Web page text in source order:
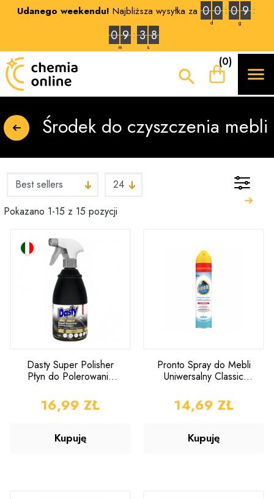
Udanego weekendu! Najbliższa wysyłka za 0 0
d
0 9
g
0 9
m
3 7
s

(0)

Środek do czyszczenia mebli
Pokazano 1-15 z 15 pozycji
Dasty Super Polisher
Płyn do Polerowania
CENA
16,99 ZŁ
Kupuję
Pronto Spray do Mebli
Uniwersalny Classic
CENA
14,69 ZŁ
Kupuję